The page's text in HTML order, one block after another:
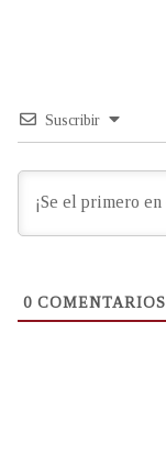
Suscribir
0 COMENTARIOS